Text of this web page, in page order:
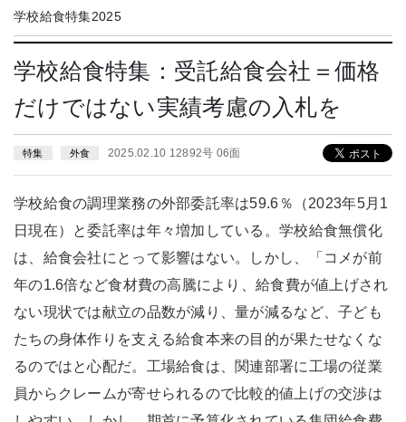
学校給食特集2025
学校給食特集：受託給食会社＝価格
だけではない実績考慮の入札を
特集 外食 2025.02.10 12892号 06面
学校給食の調理業務の外部委託率は59.6％（2023年5月1
日現在）と委託率は年々増加している。学校給食無償化
は、給食会社にとって影響はない。しかし、「コメが前
年の1.6倍など食材費の高騰により、給食費が値上げされ
ない現状では献立の品数が減り、量が減るなど、子ども
たちの身体作りを支える給食本来の目的が果たせなくな
るのではと心配だ。工場給食は、関連部署に工場の従業
員からクレームが寄せられるので比較的値上げの交渉は